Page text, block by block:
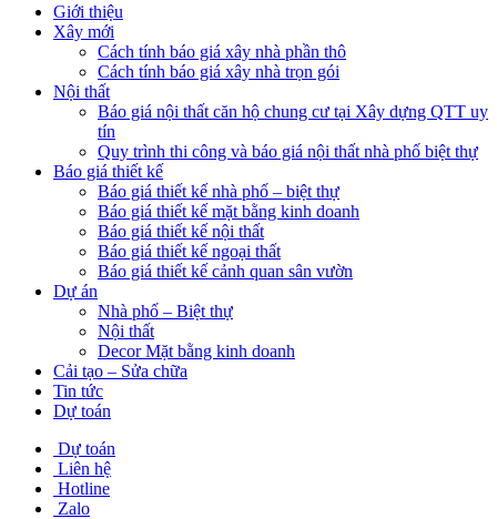
Giới thiệu
Xây mới
Cách tính báo giá xây nhà phần thô
Cách tính báo giá xây nhà trọn gói
Nội thất
Báo giá nội thất căn hộ chung cư tại Xây dựng QTT uy
tín
Quy trình thi công và báo giá nội thất nhà phố biệt thự
Báo giá thiết kế
Báo giá thiết kế nhà phố – biệt thự
Báo giá thiết kế mặt bằng kinh doanh
Báo giá thiết kế nội thất
Báo giá thiết kế ngoại thất
Báo giá thiết kế cảnh quan sân vườn
Dự án
Nhà phố – Biệt thự
Nội thất
Decor Mặt bằng kinh doanh
Cải tạo – Sửa chữa
Tin tức
Dự toán
Dự toán
Liên hệ
Hotline
Zalo